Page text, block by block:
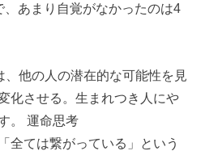
あまり自覚がなかったのは4
他の人の潜在的な可能性を見
化させる。生まれつき人にや
。 運命思考
全ては繋がっている」という